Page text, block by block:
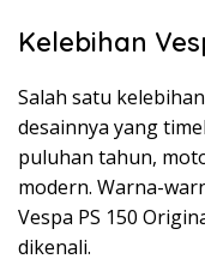
Kelebihan
Salah satu
desainnya yang
puluhan tahun,
modern. Warna-
Vespa PS 150
dikenali.